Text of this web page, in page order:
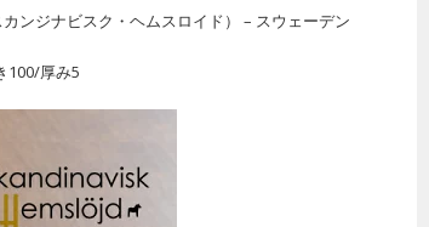
ンジナビスク・ヘムスロイド） – スウェーデン
100/厚み5